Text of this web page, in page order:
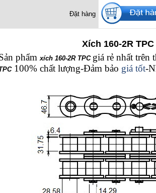
Đặt hàng
Xích 160-2R
phẩm xích 160-2R TPC giá rẻ nhất trên
100% chất lượng-Đảm bảo giá tốt-